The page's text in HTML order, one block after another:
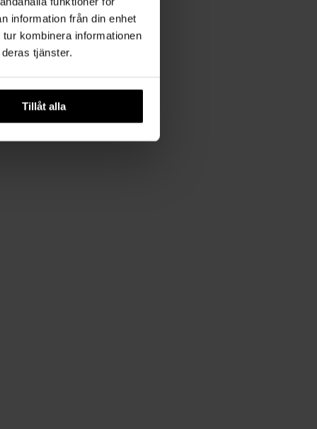
information från din enhet
kombinera informationen
tjänster.
Tillåt alla